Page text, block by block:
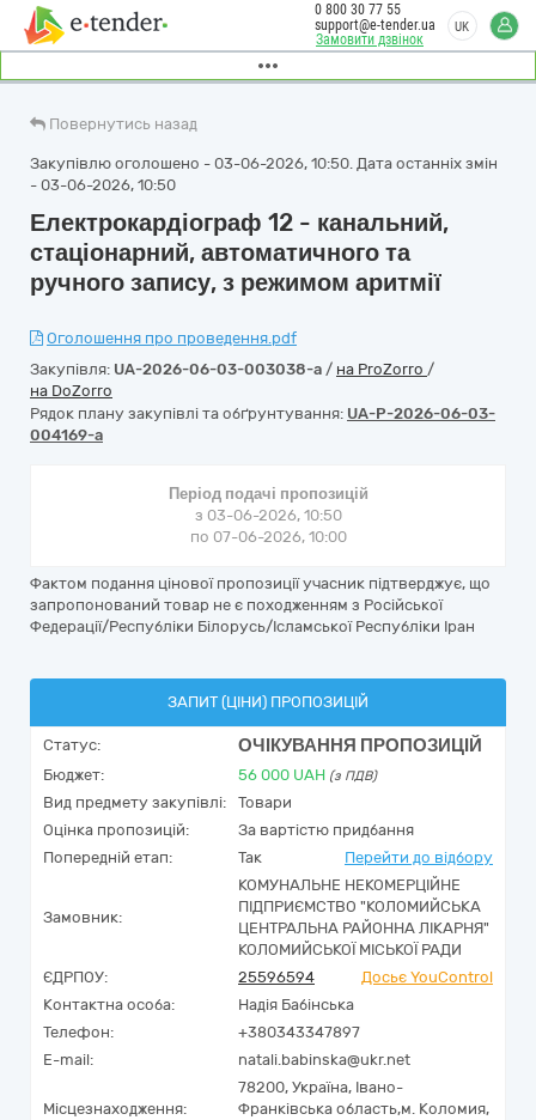
Замовити дзвінок
0 800 30 77 55
support@e-tender.ua
UK
Повернутись назад
Закупівлю оголошено - 03-06-2026, 10:50. Дата останніх змін
- 03-06-2026, 10:50
Електрокардіограф 12 - канальний,
стаціонарний, автоматичного та
ручного запису, з режимом аритмії
Оголошення про проведення.pdf
Закупівля: UA-2026-06-03-003038-a / на ProZorro /
на DoZorro
Рядок плану закупівлі та обґрунтування: UA-P-2026-06-03-
004169-a
Період подачі пропозицій
з 03-06-2026, 10:50
по 07-06-2026, 10:00
Фактом подання цінової пропозиції учасник підтверджує, що
запропонований товар не є походженням з Російської
Федерації/Республіки Білорусь/Ісламської Республіки Іран
ЗАПИТ (ЦІНИ) ПРОПОЗИЦІЙ
Статус: ОЧІКУВАННЯ ПРОПОЗИЦІЙ
Бюджет: 56 000 UAH (з ПДВ)
Вид предмету закупівлі:
Товари
Оцінка пропозицій:
За вартістю придбання
Попередній етап:
Так Перейти до відбору
Замовник:
КОМУНАЛЬНЕ НЕКОМЕРЦІЙНЕ
ПІДПРИЄМСТВО "КОЛОМИЙСЬКА
ЦЕНТРАЛЬНА РАЙОННА ЛІКАРНЯ"
КОЛОМИЙСЬКОЇ МІСЬКОЇ РАДИ
ЄДРПОУ:
25596594
Досьє YouControl
Контактна особа:
Надія Бабінська
Телефон:
+380343347897
E-mail:
natali.babinska@ukr.net
Місцезнаходження:
78200, Україна, Івано-
Франківська область,м. Коломия,